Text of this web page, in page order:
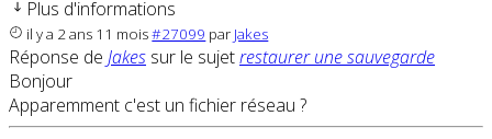
Plus d'informations
il y a 2 ans 11 mois#27099 par Jakes
Réponse de Jakes sur le sujetrestaurer une sauvegarde
Bonjour
Apparemment c'est un fichier réseau ?